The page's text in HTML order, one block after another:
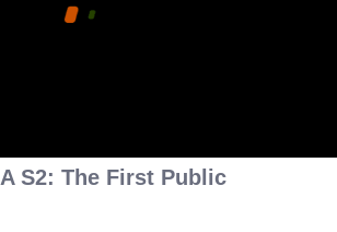
S2: The First Public